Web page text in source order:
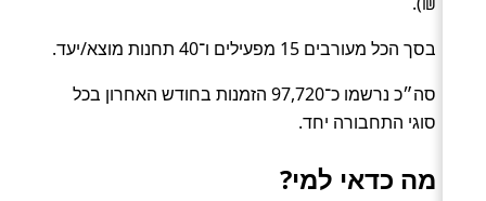
בסך הכל מעורבים 15 מפעילים ו־40 תחנות מוצא/יעד.
סה״כ נרשמו כ־97,720 הזמנות בחודש האחרון בכל
סוגי התחבורה יחד.
מה כדאי למי?